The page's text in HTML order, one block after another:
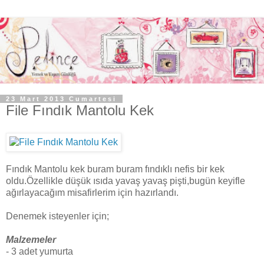
23 Mart 2013 Cumartesi
File Fındık Mantolu Kek
Fındık Mantolu kek buram buram fındıklı nefis bir kek
oldu.Özellikle düşük ısıda yavaş yavaş pişti,bugün keyifle
ağırlayacağım misafirlerim için hazırlandı.
Denemek isteyenler için;
Malzemeler
- 3 adet yumurta